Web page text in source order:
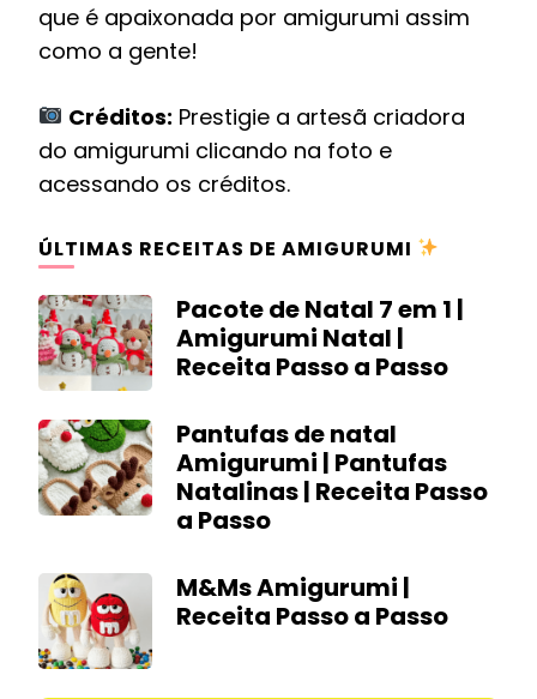
que é apaixonada por amigurumi assim
como a gente!
Créditos: Prestigie a artesã criadora
do amigurumi clicando na foto e
acessando os créditos.
ÚLTIMAS RECEITAS DE AMIGURUMI
Pacote de Natal 7 em 1 |
Amigurumi Natal |
Receita Passo a Passo
Pantufas de natal
Amigurumi | Pantufas
Natalinas | Receita Passo
a Passo
M&Ms Amigurumi |
Receita Passo a Passo